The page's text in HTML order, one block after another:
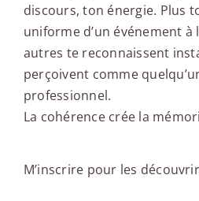
discours, ton énergie. Plus
uniforme d’un événement à
autres te reconnaissent
perçoivent comme
professionnel.
La cohérence crée la
M’inscrire pour les découvrir